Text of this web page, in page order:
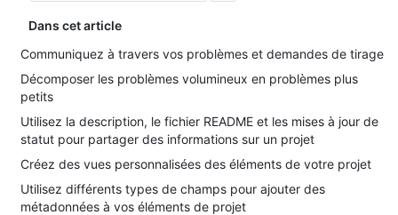
Dans cet article
Communiquez à travers vos problèmes et demandes de tirage
Décomposer les problèmes volumineux en problèmes plus
petits
Utilisez la description, le fichier README et les mises à jour de
statut pour partager des informations sur un projet
Créez des vues personnalisées des éléments de votre projet
Utilisez différents types de champs pour ajouter des
métadonnées à vos éléments de projet